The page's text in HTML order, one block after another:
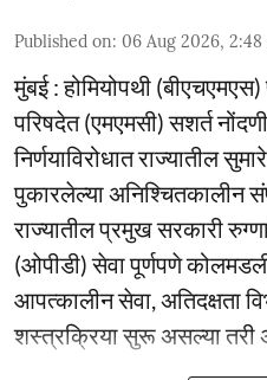
Published on: 06 Aug 2026, 2:48
मुंबई : होमियोपथी (बीएचएमएस)
परिषदेत (एमएमसी) सशर्त
निर्णयाविरोधात राज्यातील
पुकारलेल्या अनिश्चितकालीन
राज्यातील प्रमुख सरकारी
(ओपीडी) सेवा पूर्णपणे
आपत्कालीन सेवा, अतिदक्षता
शस्त्रक्रिया सुरू असल्या तरी